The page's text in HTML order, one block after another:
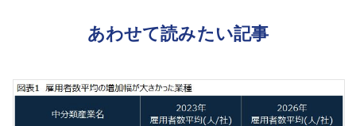
あわせて読みたい記事